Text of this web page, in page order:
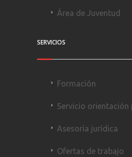
Área de Juventud
SERVICIOS
Formación
Servicio orientación
Asesoría jurídica
Ofertas de trabajo